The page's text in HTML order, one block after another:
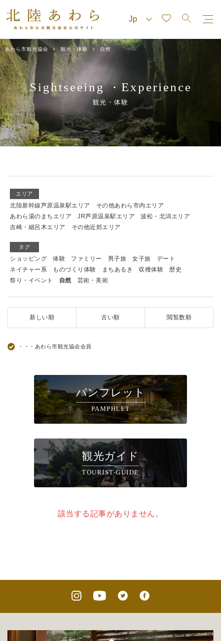
あわら市観光協会 観光・体験 自然
Sightseeing・ Experience
観光・体験
エリア
北陸新幹線芦原温泉駅エリア
その他あわら市内エリア
あわら湯のまちエリア
JR芦原温泉駅エリア
波松・北潟エリア
吉崎・細呂木エリア
その他近郊エリア
タグ
ショッピング 体験 ファミリー 男子旅 女子旅
デート
ネイチャー系
ものづくり体験 まちあるき 収穫体験
歴史
祭り・イベント
自然 芸術・美術
新しい順 古い順 閲覧数順
・・・あわら市観光協会会員
パンフレット
PAMPHLET
観光ガイド
TOURIST-GUIDE
該当する記事がありません。